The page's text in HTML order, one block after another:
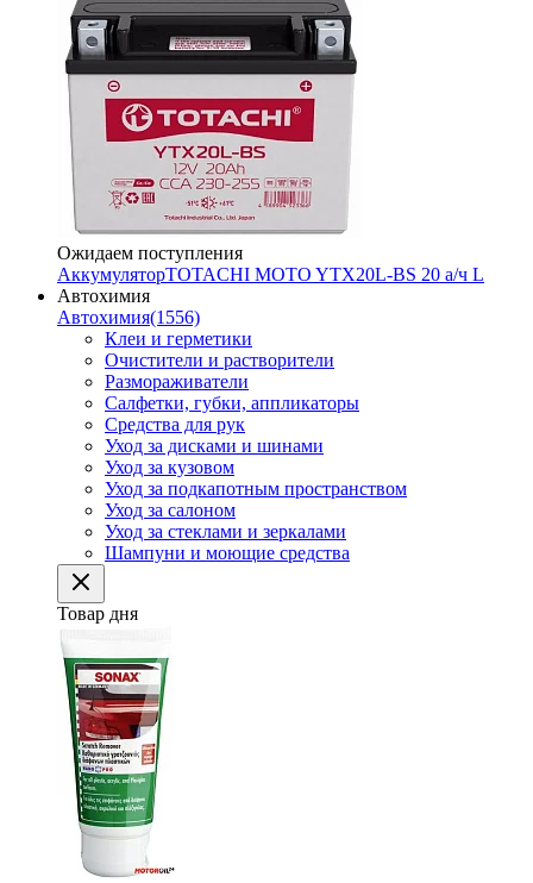
Ожидаем поступления
АккумуляторTOTACHI MOTO YTX20L-BS 20 а/ч L
Автохимия
Автохимия(1556)
Клеи и герметики
Очистители и растворители
Размораживатели
Салфетки, губки, аппликаторы
Средства для рук
Уход за дисками и шинами
Уход за кузовом
Уход за подкапотным пространством
Уход за салоном
Уход за стеклами и зеркалами
Шампуни и моющие средства
Товар дня